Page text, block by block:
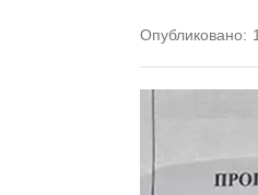
Опубликовано: